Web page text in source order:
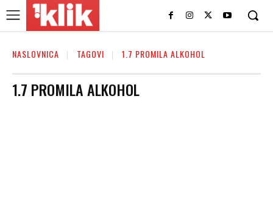
NASLOVNICA TAGOVI 1.7 PROMILA ALKOHOL
1.7 PROMILA ALKOHOL